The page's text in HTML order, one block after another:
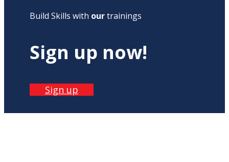
Build Skills with ourtrainings
Sign up now!
Sign up